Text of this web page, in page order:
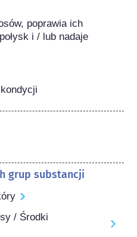
poprawia ich
i / lub nadaje
grup substancji
/ Środki